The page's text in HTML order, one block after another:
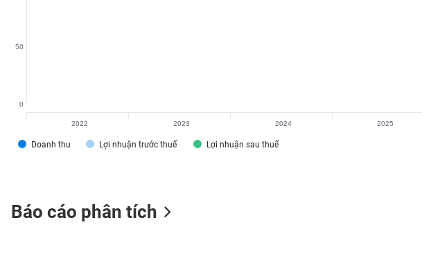
Doanh thu Lợi nhuận trước thuế Lợi nhuận sau thuế
0
50
2022 2023 2024 2025
Báo cáo phân tích
DÙNG